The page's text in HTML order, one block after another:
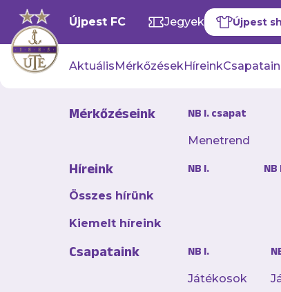
Újpest FC Jegyek Újpest
AktuálisMérkőzésekHíreink
Mérkőzéseink NB I. csapat
Menetrend
Híreink
Összes hírünk
Kiemelt híreink
NB I. NB
Csapataink NB I.
Játékosok